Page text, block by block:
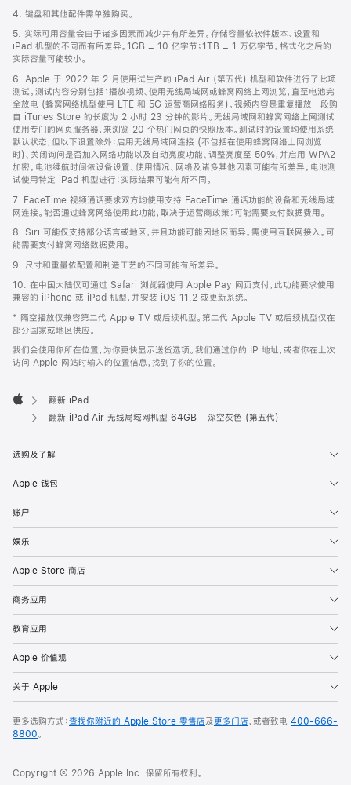
4. 键盘和其他配件需单独购买。
5. 实际可用容量会由于诸多因素而减少并有所差异。存储容量依软件版本、设置和
iPad 机型的不同而有所差异。1GB = 10 亿字节；1TB = 1 万亿字节。格式化之后的
实际容量可能较小。
6. Apple 于 2022 年 2 月使用试生产的 iPad Air (第五代) 机型和软件进行了此项
测试。测试内容分别包括：播放视频、使用无线局域网或蜂窝网络上网浏览，直至电池完
全放电 (蜂窝网络机型使用 LTE 和 5G 运营商网络服务)。视频内容是重复播放一段购
自 iTunes Store 的长度为 2 小时 23 分钟的影片。无线局域网和蜂窝网络上网测试
使用专门的网页服务器，来浏览 20 个热门网页的快照版本。测试时的设置均使用系统
默认状态，但以下设置除外：启用无线局域网连接 (不包括在使用蜂窝网络上网浏览
时)、关闭询问是否加入网络功能以及自动亮度功能、调整亮度至 50%，并启用 WPA2
加密。电池续航时间依设备设置、使用情况、网络及诸多其他因素可能有所差异。电池测
试使用特定 iPad 机型进行；实际结果可能有所不同。
7. FaceTime 视频通话要求双方均使用支持 FaceTime 通话功能的设备和无线局域
网连接。能否通过蜂窝网络使用此功能，取决于运营商政策；可能需要支付数据费用。
8. Siri 可能仅支持部分语言或地区，并且功能可能因地区而异。需使用互联网接入。可
能需要支付蜂窝网络数据费用。
9. 尺寸和重量依配置和制造工艺的不同可能有所差异。
10. 在中国大陆仅可通过 Safari 浏览器使用 Apple Pay 网页支付，此功能要求使用
兼容的 iPhone 或 iPad 机型，并安装 iOS 11.2 或更新系统。
* 隔空播放仅兼容第二代 Apple TV 或后续机型。第二代 Apple TV 或后续机型仅在
部分国家或地区供应。
我们会使用你所在位置，为你更快显示送货选项。我们通过你的 IP 地址，或者你在上次
访问 Apple 网站时输入的位置信息，找到了你的位置。
Apple
翻新 iPad
翻新 iPad Air 无线局域网机型 64GB - 深空灰色 (第五代)
选购及了解
Apple 钱包
账户
娱乐
Apple Store 商店
商务应用
教育应用
Apple 价值观
关于 Apple
更多选购方式：查找你附近的 Apple Store 零售店及更多门店，或者致电 400-666-
8800。
Copyright © 2026 Apple Inc. 保留所有权利。